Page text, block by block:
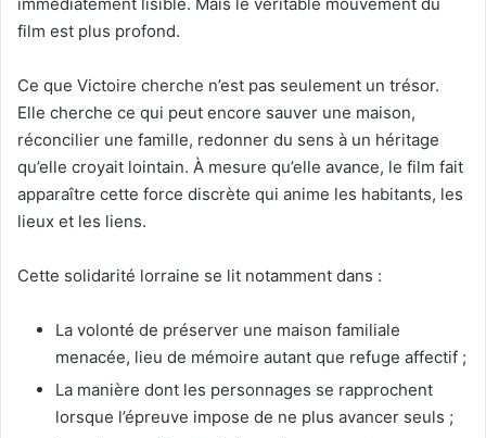
immédiatement lisible. Mais le véritable mouvement du
film est plus profond.
Ce que Victoire cherche n’est pas seulement un trésor.
Elle cherche ce qui peut encore sauver une maison,
réconcilier une famille, redonner du sens à un héritage
qu’elle croyait lointain. À mesure qu’elle avance, le film fait
apparaître cette force discrète qui anime les habitants, les
lieux et les liens.
Cette solidarité lorraine se lit notamment dans :
La volonté de préserver une maison familiale
menacée, lieu de mémoire autant que refuge affectif ;
La manière dont les personnages se rapprochent
lorsque l’épreuve impose de ne plus avancer seuls ;